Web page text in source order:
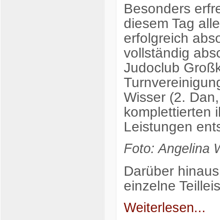
Besonders
diesem Tag
erfolgreich
vollständig
Judoclub
Wisser (2.
komplettierten
Leistungen
Foto: Angelina
Darüber
einzelne
Weiterlesen...